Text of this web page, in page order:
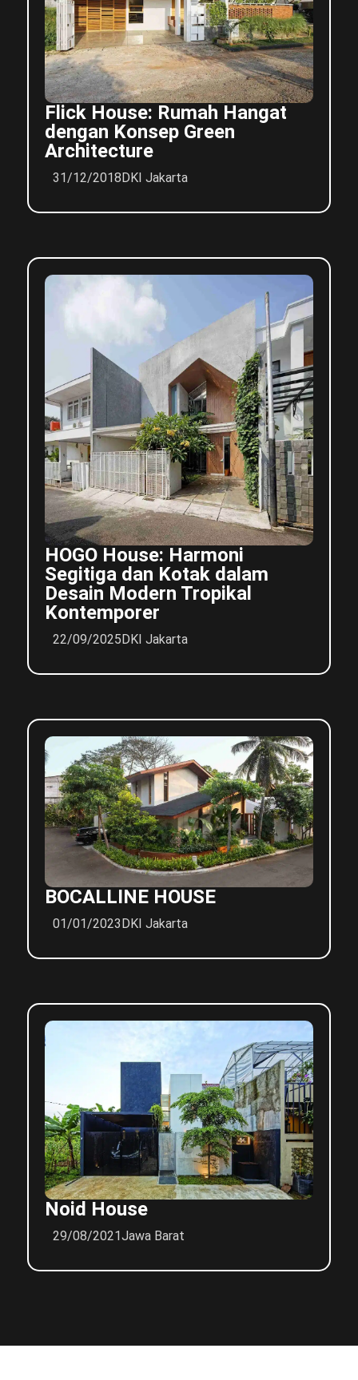
Flick House: Rumah Hangat
dengan Konsep Green
Architecture
31/12/2018 DKI Jakarta
HOGO House: Harmoni
Segitiga dan Kotak dalam
Desain Modern Tropikal
Kontemporer
22/09/2025DKI Jakarta
BOCALLINE HOUSE
01/01/2023DKI Jakarta
Noid House
29/08/2021Jawa Barat